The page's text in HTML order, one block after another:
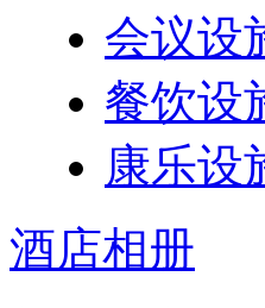
会议设
餐饮设
康乐设
酒店相册